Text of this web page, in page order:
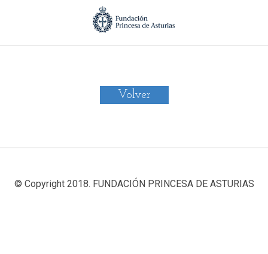
Volver
© Copyright 2018. FUNDACIÓN PRINCESA DE ASTURIAS